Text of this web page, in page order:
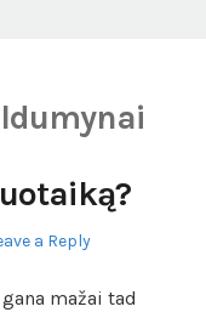
a Reply
mažai tad